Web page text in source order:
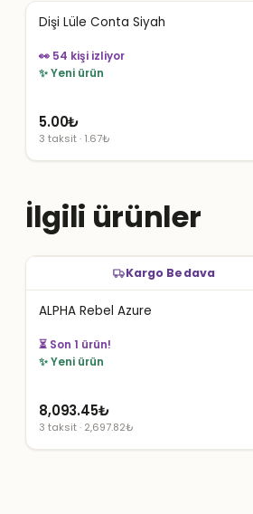
Dişi Lüle Conta Siyah
👀 54 kişi izliyor
✨ Yeni ürün
5.00₺
3 taksit · 1.67₺
İlgili ürünler
Kargo Bedava
ALPHA Rebel Azure
👀 46 kişi izliyor
✨ Yeni ürün
8,093.45₺
3 taksit · 2,697.82₺